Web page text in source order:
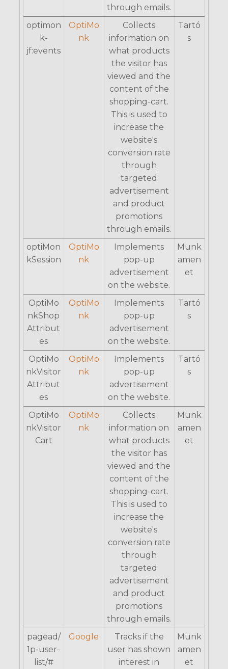
through emails.
optimon
k-
jf:events
OptiMo
nk
Collects
information on
what products
the visitor has
viewed and the
content of the
shopping-cart.
This is used to
increase the
website's
conversion rate
through
targeted
advertisement
and product
promotions
through emails.
Tartó
s
optiMon
kSession
OptiMo
nk
Implements
pop-up
advertisement
on the website.
Munk
amen
et
OptiMo
nkShop
Attribut
es
OptiMo
nk
Implements
pop-up
advertisement
on the website.
Tartó
s
OptiMo
nkVisitor
Attribut
es
OptiMo
nk
Implements
pop-up
advertisement
on the website.
Tartó
s
OptiMo
nkVisitor
Cart
OptiMo
nk
Collects
information on
what products
the visitor has
viewed and the
content of the
shopping-cart.
This is used to
increase the
website's
conversion rate
through
targeted
advertisement
and product
promotions
through emails.
Munk
amen
et
pagead/
1p-user-
list/#
Google
Tracks if the
user has shown
interest in
Munk
amen
et